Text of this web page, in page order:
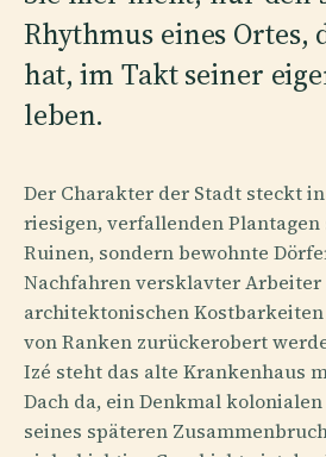
Rhythmus eines Ortes,
hat, im Takt seiner
leben.
Der Charakter der Stadt steckt
riesigen, verfallenden
Ruinen, sondern bewohnte
Nachfahren versklavter Arbeiter
architektonischen
von Ranken zurückerobert
Izé steht das alte Krankenhaus
Dach da, ein Denkmal
seines späteren